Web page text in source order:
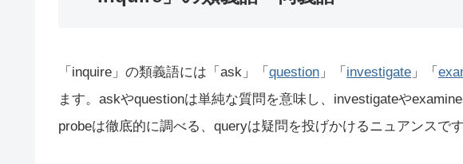
「inquire」の類義語には「ask」「 question 」「 investigate 」「
ます。askやquestionは単純な質問を意味し、investigateや
probeは徹底的に調べる、queryは疑問を投げかけるニュアンスです